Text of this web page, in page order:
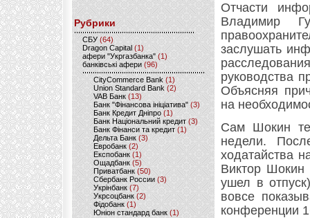
Рубрики
CБУ (64)
Dragon Capital (1)
афери "Укргазбанка" (1)
банківські афери (96)
CityCommerce Bank (1)
Union Standard Bank (2)
VAB Банк (13)
Банк "Фінансова ініціатива" (3)
Банк Кредит Дніпро (1)
Банк Національний кредит (3)
Банк Фінанси та кредит (1)
Дельта Банк (3)
Евробанк(2)
Експобанк (1)
Ощадбанк(5)
Приватбанк (50)
Сбербанк России (3)
Укрінбанк(7)
Укрсоцбанк (2)
Фідобанк (1)
Юніон стандард банк(1)
Отчасти
Владимир
заслушать
руководства
Объясняя
на
Сам Шокин
недели.
ходатайства
Виктор Шокин
ушел в
вовсе
конференции